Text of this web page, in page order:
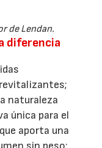
de Lendan.
diferencia
naturaleza
única para el
aporta una